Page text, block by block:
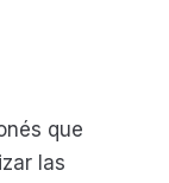
que
las